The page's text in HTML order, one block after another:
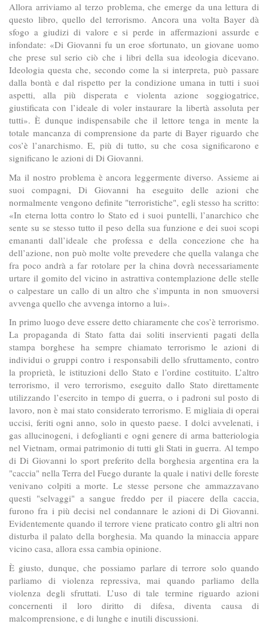
Allora arriviamo al terzo problema, che emerge da una lettura di
questo libro, quello del terrorismo. Ancora una volta Bayer dà
sfogo a giudizi di valore e si perde in affermazioni assurde e
infondate: «Di Giovanni fu un eroe sfortunato, un giovane uomo
che prese sul serio ciò che i libri della sua ideologia dicevano.
Ideologia questa che, secondo come la si interpreta, può passare
dalla bontà e dal rispetto per la condizione umana in tutti i suoi
aspetti, alla più disperata e violenta azione soggiogatrice,
giustificata con l’ideale di voler instaurare la libertà assoluta per
tutti». È dunque indispensabile che il lettore tenga in mente la
totale mancanza di comprensione da parte di Bayer riguardo che
cos’è l’anarchismo. E, più di tutto, su che cosa significarono e
significano le azioni di Di Giovanni.
Ma il nostro problema è ancora leggermente diverso. Assieme ai
suoi compagni, Di Giovanni ha eseguito delle azioni che
normalmente vengono definite "terroristiche", egli stesso ha scritto:
«In eterna lotta contro lo Stato ed i suoi puntelli, l’anarchico che
sente su se stesso tutto il peso della sua funzione e dei suoi scopi
emananti dall’ideale che professa e della concezione che ha
dell’azione, non può molte volte prevedere che quella valanga che
fra poco andrà a far rotolare per la china dovrà necessariamente
urtare il gomito del vicino in astrattiva contemplazione delle stelle
o calpestare un callo di un altro che s’impunta in non smuoversi
avvenga quello che avvenga intorno a lui».
In primo luogo deve essere detto chiaramente che cos’è terrorismo.
La propaganda di Stato fatta dai soliti inservienti pagati della
stampa borghese ha sempre chiamato terrorismo le azioni di
individui o gruppi contro i responsabili dello sfruttamento, contro
la proprietà, le istituzioni dello Stato e l’ordine costituito. L’altro
terrorismo, il vero terrorismo, eseguito dallo Stato direttamente
utilizzando l’esercito in tempo di guerra, o i padroni sul posto di
lavoro, non è mai stato considerato terrorismo. E migliaia di operai
uccisi, feriti ogni anno, solo in questo paese. I dolci avvelenati, i
gas allucinogeni, i defoglianti e ogni genere di arma batteriologia
nel Vietnam, ormai patrimonio di tutti gli Stati in guerra. Al tempo
di Di Giovanni lo sport preferito della borghesia argentina era la
"caccia" nella Terra del Fuego durante la quale i nativi delle foreste
venivano colpiti a morte. Le stesse persone che ammazzavano
questi "selvaggi" a sangue freddo per il piacere della caccia,
furono fra i più decisi nel condannare le azioni di Di Giovanni.
Evidentemente quando il terrore viene praticato contro gli altri non
disturba il palato della borghesia. Ma quando la minaccia appare
vicino casa, allora essa cambia opinione.
È giusto, dunque, che possiamo parlare di terrore solo quando
parliamo di violenza repressiva, mai quando parliamo della
violenza degli sfruttati. L’uso di tale termine riguardo azioni
concernenti il loro diritto di difesa, diventa causa di
malcomprensione, e di lunghe e inutili discussioni.